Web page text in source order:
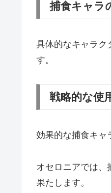
捕食キャラ
具体的なキャラク
す。
戦略的な使
効果的な捕食キャ
オセロニアでは、
果たします。